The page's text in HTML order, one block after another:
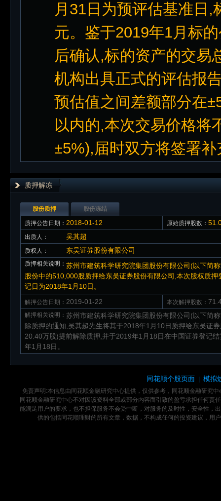
月31日为预评估基准日
元。鉴于2019年1月标
后确认,标的资产的交易
机构出具正式的评估报
预估值之间差额部分在
以内的,本次交易价格将
±5%),届时双方将签署
质押解冻
股份质押 股份冻结
质押公告日期： 2018-01-12 原始质押股数：
出质人： 吴其超
质权人： 东吴证券股份有限公司
质押相关说明： 苏州市建筑科学研究院集团股份有限公司(以下简
股份中的510,000股质押给东吴证券股份有限公司,本次股权质
记日为2018年1月10日。
解押公告日期： 2019-01-22 本次解押股数：
解押相关说明： 苏州市建筑科学研究院集团股份有限公司(以下简
除质押的通知,吴其超先生将其于2018年1月10日质押给东吴证
20.40万股)提前解除质押,并于2019年1月18日在中国证券登记
年1月18日。
同花顺个股页面 模拟
免责声明:本信息由同花顺金融研究中心提供，仅供参考，同花顺金融研究
同花顺金融研究中心不对因该资料全部或部分内容而引致的盈亏承担任何
能满足用户的要求，也不担保服务不会受中断，对服务的及时性，安全性，
供的包括同花顺理财的所有文章，数据，不构成任何的投资建议，用